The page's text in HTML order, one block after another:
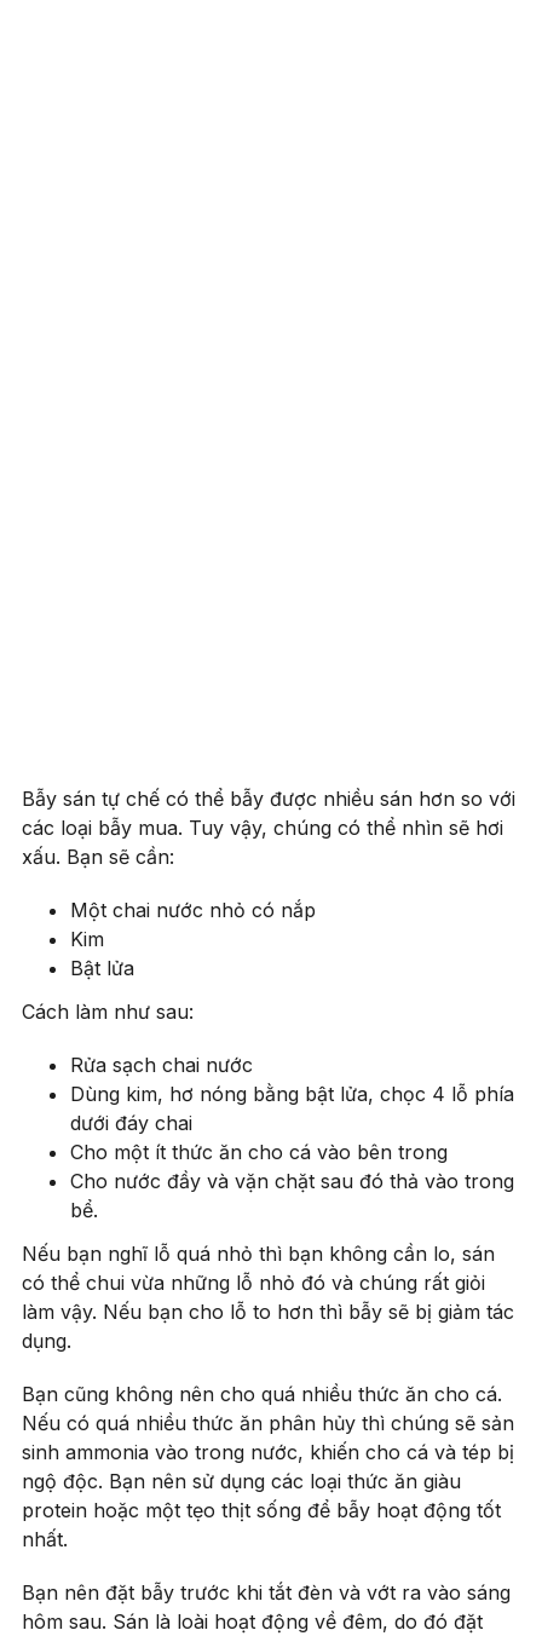
Bẫy sán tự chế có thể bẫy được nhiều sán hơn so với
các loại bẫy mua. Tuy vậy, chúng có thể nhìn sẽ hơi
xấu. Bạn sẽ cần:
Một chai nước nhỏ có nắp
Kim
Bật lửa
Cách làm như sau:
Rửa sạch chai nước
Dùng kim, hơ nóng bằng bật lửa, chọc 4 lỗ phía
dưới đáy chai
Cho một ít thức ăn cho cá vào bên trong
Cho nước đầy và vặn chặt sau đó thả vào trong
bể.
Nếu bạn nghĩ lỗ quá nhỏ thì bạn không cần lo, sán
có thể chui vừa những lỗ nhỏ đó và chúng rất giỏi
làm vậy. Nếu bạn cho lỗ to hơn thì bẫy sẽ bị giảm tác
dụng.
Bạn cũng không nên cho quá nhiều thức ăn cho cá.
Nếu có quá nhiều thức ăn phân hủy thì chúng sẽ sản
sinh ammonia vào trong nước, khiến cho cá và tép bị
ngộ độc. Bạn nên sử dụng các loại thức ăn giàu
protein hoặc một tẹo thịt sống để bẫy hoạt động tốt
nhất.
Bạn nên đặt bẫy trước khi tắt đèn và vớt ra vào sáng
hôm sau. Sán là loài hoạt động về đêm, do đó đặt